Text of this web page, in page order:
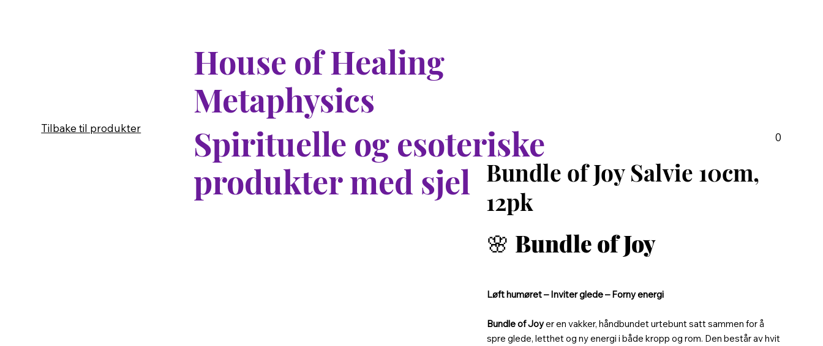
House of Healing
Metaphysics
Spirituelle og esoteriske
produkter med sjel
Tilbake til produkter
0
Bundle of Joy Salvie 10cm,
12pk
🌸 Bundle of Joy
Løft humøret – Inviter glede – Forny energi
Bundle of Joyer en vakker, håndbundet urtebunt satt sammen for å
spre glede, letthet og ny energi i både kropp og rom. Den består av hvit